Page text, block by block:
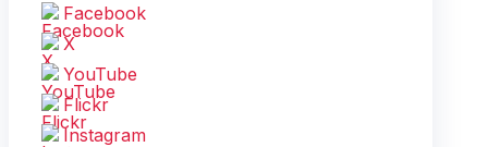
Facebook
X
YouTube
Flickr
Instagram